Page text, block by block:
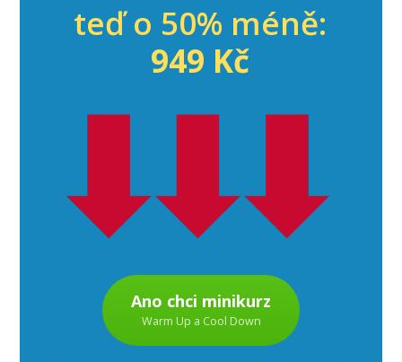
teď o 50% méně:
949 Kč
Ano chci minikurz
Warm Up a Cool Down